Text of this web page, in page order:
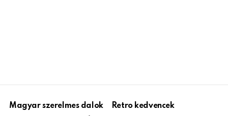
Magyar szerelmes dalok Retro kedvencek